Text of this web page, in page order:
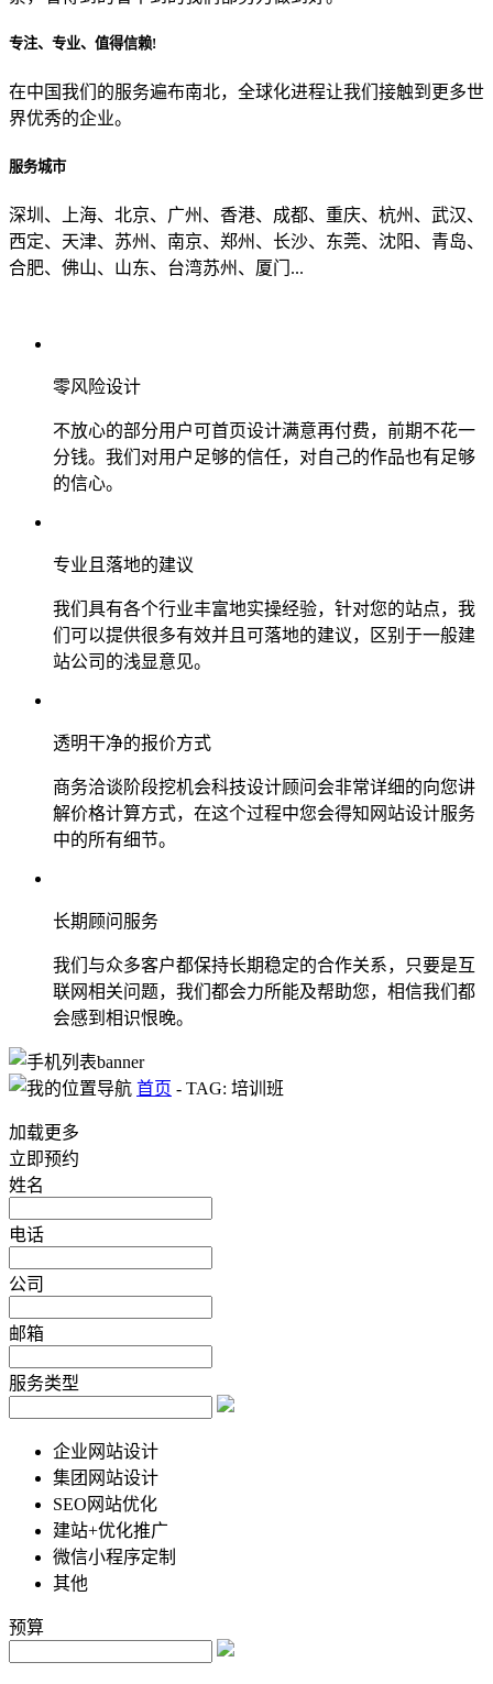
专注、专业、值得信赖!
在中国我们的服务遍布南北，全球化进程让我们接触到更多世
界优秀的企业。
服务城市
深圳、上海、北京、广州、香港、成都、重庆、杭州、武汉、
西定、天津、苏州、南京、郑州、长沙、东莞、沈阳、青岛、
合肥、佛山、山东、台湾苏州、厦门...
零风险设计
不放心的部分用户可首页设计满意再付费，前期不花一
分钱。我们对用户足够的信任，对自己的作品也有足够
的信心。
专业且落地的建议
我们具有各个行业丰富地实操经验，针对您的站点，我
们可以提供很多有效并且可落地的建议，区别于一般建
站公司的浅显意见。
透明干净的报价方式
商务洽谈阶段挖机会科技设计顾问会非常详细的向您讲
解价格计算方式，在这个过程中您会得知网站设计服务
中的所有细节。
长期顾问服务
我们与众多客户都保持长期稳定的合作关系，只要是互
联网相关问题，我们都会力所能及帮助您，相信我们都
会感到相识恨晚。
首页 - TAG: 培训班
加载更多
立即预约
姓名
电话
公司
邮箱
服务类型
企业网站设计
集团网站设计
SEO网站优化
建站+优化推广
微信小程序定制
其他
预算